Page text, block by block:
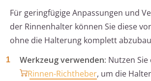
Für geringfügige Anpassungen und
der Rinnenhalter können Sie diese
ohne die Halterung komplett
Werkzeug verwenden: Nutzen Sie
Rinnen-Richtheber, um die